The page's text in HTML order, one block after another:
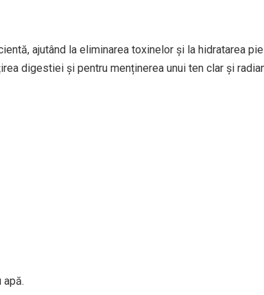
ajutând la eliminarea toxinelor și la hidratarea
digestiei și pentru menținerea unui ten clar și
apă.